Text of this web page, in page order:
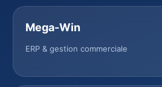
Mega-Win
ERP & gestion commerciale